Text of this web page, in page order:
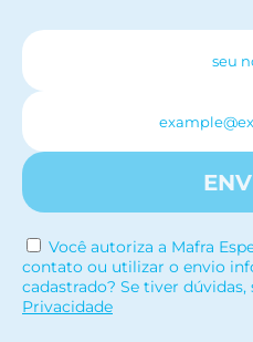
Você autoriza a Mafra
contato ou utilizar o envio
cadastrado? Se tiver dúvidas,
Privacidade